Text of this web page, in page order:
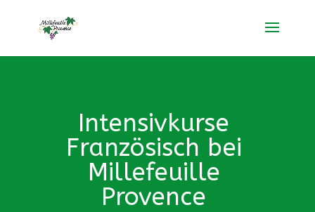
Intensivkurse
Französisch bei
Millefeuille
Provence